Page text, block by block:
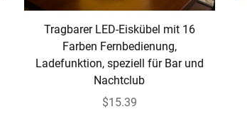
Tragbarer LED-Eiskübel mit 16
Farben Fernbedienung,
Ladefunktion, speziell für Bar und
Nachtclub
$15.39